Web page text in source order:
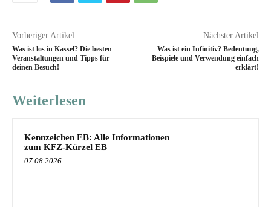
Vorheriger Artikel
Was ist los in Kassel? Die besten
Veranstaltungen und Tipps für
deinen Besuch!
Nächster Artikel
Was ist ein Infinitiv? Bedeutung,
Beispiele und Verwendung einfach
erklärt!
Weiterlesen
Kennzeichen EB: Alle Informationen
zum KFZ-Kürzel EB
07.08.2026